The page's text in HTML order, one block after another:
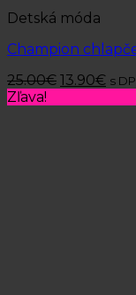
Detská móda
Champion
25.00€ 13.90€ s
Zľava!